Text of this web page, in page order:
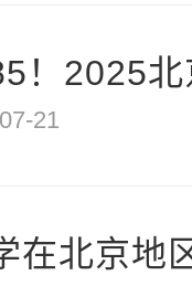
！2025
21
在北京地